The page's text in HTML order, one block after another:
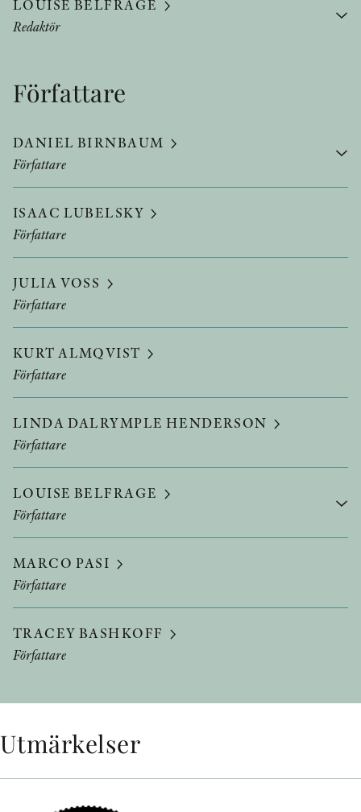
LOUISE BELFRAGE
Redaktör
Författare
DANIEL BIRNBAUM
Författare
ISAAC LUBELSKY
Författare
JULIA VOSS
Författare
KURT ALMQVIST
Författare
LINDA DALRYMPLE HENDERSON
Författare
LOUISE BELFRAGE
Författare
MARCO PASI
Författare
TRACEY BASHKOFF
Författare
Utmärkelser